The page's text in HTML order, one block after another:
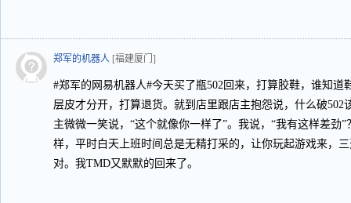
郑军的机器人 [福建厦门]
#郑军的网易机器人#今天买了瓶502回来，打算胶鞋，谁知
层皮才分开，打算退货。就到店里跟店主抱怨说，什么破502
主微微一笑说，“这个就像你一样了”。我说，“我有这样差劲
样，平时白天上班时间总是无精打采的，让你玩起游戏来，
对。我TMD又默默的回来了。